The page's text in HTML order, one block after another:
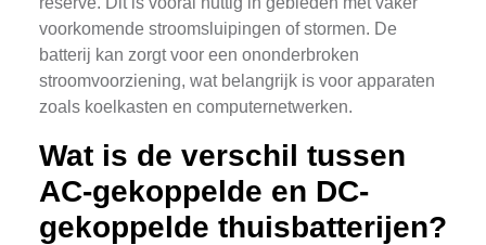
voorkomende stroomsluipingen of stormen. De
batterij kan zorgt voor een ononderbroken
stroomvoorziening, wat belangrijk is voor apparaten
zoals koelkasten en computernetwerken.
Wat is de verschil tussen
AC-gekoppelde en DC-
gekoppelde thuisbatterijen?